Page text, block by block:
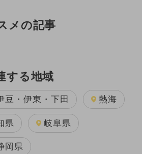
メの記事
する地域
豆・伊東・下田 熱海
県 岐阜県
岡県